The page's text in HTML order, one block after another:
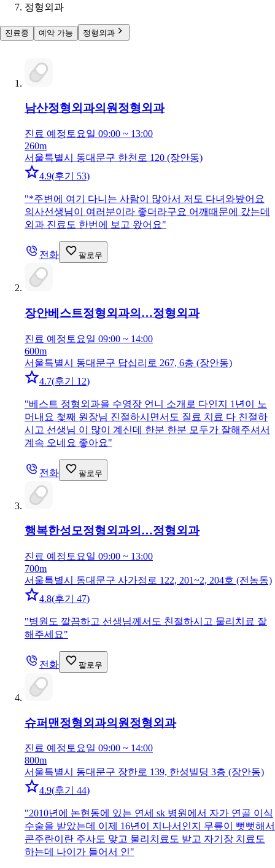
정형외과
진료중 예약 가능 정형외과
남산정형외과의원정형외과
진료 예정 토요일 09:00 ~ 13:00
260m
서울특별시 동대문구 한천로 120 (장안동)
4.9(후기 53)
"*주변에 여기 다니는 사람이 많아서 저도 다녀와봤어요
의사선생님이 여러분이라 좋더라구요 어깨때문에 갔는데
외과 진료도 한번에 보고 왔어요"
전화 팔로우
장안베스트정형외과의…정형외과
진료 예정 토요일 09:00 ~ 14:00
600m
서울특별시 동대문구 답십리로 267, 6층 (장안동)
4.7(후기 12)
"베스트 정형외과을 수영장 언니 소개로 다인지 1년이 노
머내요 첯째 원장님 진절하시면서도 질료 치료 다 친절하
시고 선생님 이 많이 계신데 한분 한분 모두가 잘해주셔서
계속 오네요 좋아요"
전화 팔로우
행복한성모정형외과의…정형외과
진료 예정 토요일 09:00 ~ 13:00
700m
서울특별시 동대문구 사가정로 122, 201~2, 204호 (전농동)
4.8(후기 47)
"병원도 깔끔하고 선생님께서도 친절하시고 물리치료 잘
해주세요"
전화 팔로우
슈퍼맨정형외과의원 정형외과
진료 예정토요일 09:00 ~ 14:00
800m
서울특별시 동대문구 장한로 139, 한성빌딩 3층 (장안동)
4.9(후기 44)
"2010년에 논현동에 있는 연세 sk 병원에서 자가 연골 이식
수술을 받았는데 이제 16년이 지나서인지 무릎이 뻣뻣해서
콘주란이란 주사도 맞고 물리치료도 받고 자기장 치료도
하는데 나이가 들어서 인"